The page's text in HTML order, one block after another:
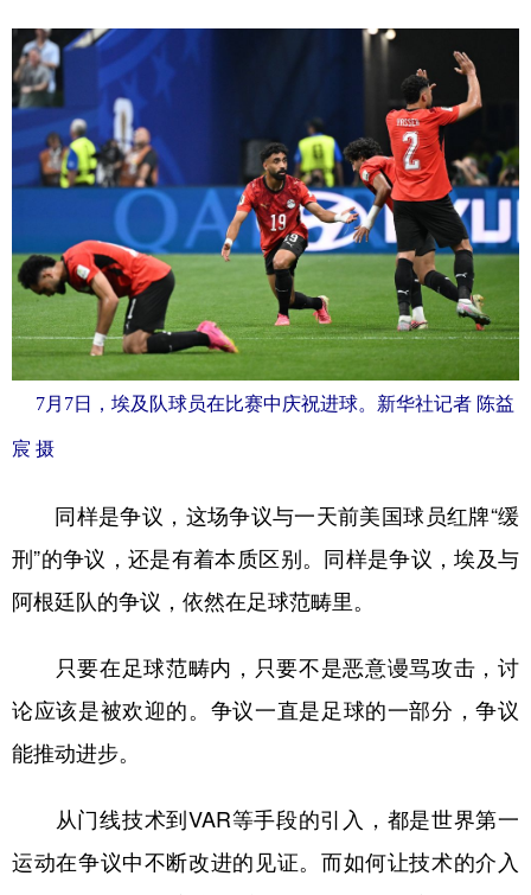
7月7日，埃及队球员在比赛中庆祝进球。新华社记者 陈益
宸 摄
同样是争议，这场争议与一天前美国球员红牌“缓
刑”的争议，还是有着本质区别。同样是争议，埃及与
阿根廷队的争议，依然在足球范畴里。
只要在足球范畴内，只要不是恶意谩骂攻击，讨
论应该是被欢迎的。争议一直是足球的一部分，争议
能推动进步。
从门线技术到VAR等手段的引入，都是世界第一
运动在争议中不断改进的见证。而如何让技术的介入